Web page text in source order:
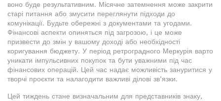
воно буде результативним. Місячне затемнення може закрити
старі питання або змусити переглянути підходи до
комунікації. Будьте обережні з документами та угодами.
Фінансові аспекти опиняться під загрозою, і це може
призвести до змін у вашому доході або необхідності
коригування бюджету. У період ретроградного Меркурія варто
уникати імпульсивних покупок та бути уважними під час
фінансових операцій. Цей час надає можливість зануритися у
творчі проєкти та налагодити важливі ділові зв’язки.
Цей тиждень стане визначальним для представників знаку,